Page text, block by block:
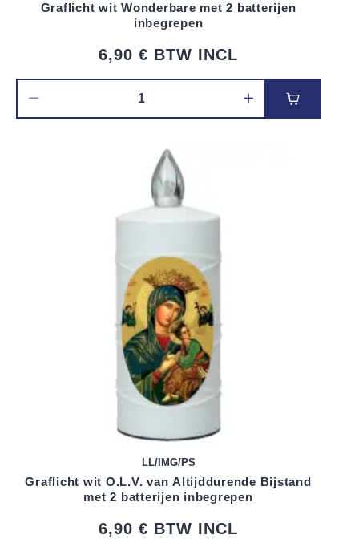
Graflicht wit Wonderbare met 2 batterijen
inbegrepen
6,90 € BTW INCL
Voeg toe
LL/IMG/PS
Graflicht wit O.L.V. van Altijddurende Bijstand
met 2 batterijen inbegrepen
6,90 € BTW INCL